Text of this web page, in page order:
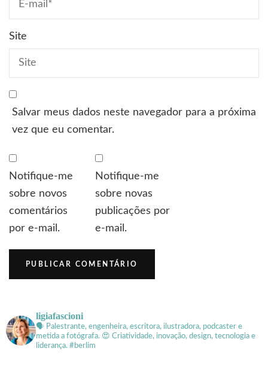
Site
Salvar meus dados neste navegador para a próxima
vez que eu comentar.
Notifique-me
sobre novos
comentários
por e-mail.
Notifique-me
sobre novas
publicações por
e-mail.
ligiafascioni
🗣 Palestrante, engenheira, escritora, ilustradora, podcaster e
metida a fotógrafa. 😍 Criatividade, inovação, design, tecnologia e
liderança. #berlim